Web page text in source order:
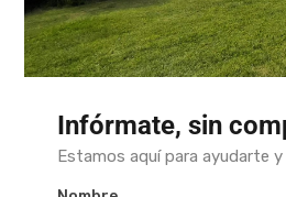
Infórmate, sin
Estamos aquí para ayudarte